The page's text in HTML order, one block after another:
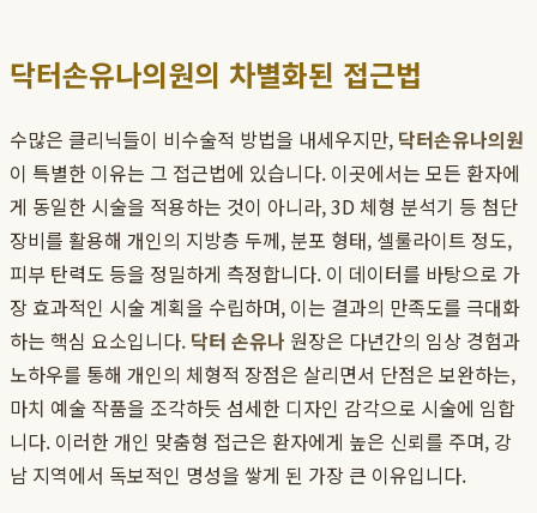
닥터손유나의원의 차별화된 접근법
수많은 클리닉들이 비수술적 방법을 내세우지만, 닥터손유나의원
이 특별한 이유는 그 접근법에 있습니다. 이곳에서는 모든 환자에
게 동일한 시술을 적용하는 것이 아니라, 3D 체형 분석기 등 첨단
장비를 활용해 개인의 지방층 두께, 분포 형태, 셀룰라이트 정도,
피부 탄력도 등을 정밀하게 측정합니다. 이 데이터를 바탕으로 가
장 효과적인 시술 계획을 수립하며, 이는 결과의 만족도를 극대화
하는 핵심 요소입니다. 닥터 손유나 원장은 다년간의 임상 경험과
노하우를 통해 개인의 체형적 장점은 살리면서 단점은 보완하는,
마치 예술 작품을 조각하듯 섬세한 디자인 감각으로 시술에 임합
니다. 이러한 개인 맞춤형 접근은 환자에게 높은 신뢰를 주며, 강
남 지역에서 독보적인 명성을 쌓게 된 가장 큰 이유입니다.